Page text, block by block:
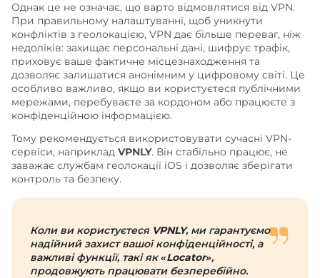
Однак це не означає, що варто відмовлятися від VPN.
При правильному налаштуванні, щоб уникнути
конфліктів з геолокацією, VPN дає більше переваг, ніж
недоліків: захищає персональні дані, шифрує трафік,
приховує ваше фактичне місцезнаходження та
дозволяє залишатися анонімним у цифровому світі. Це
особливо важливо, якщо ви користуєтеся публічними
мережами, перебуваєте за кордоном або працюєте з
конфіденційною інформацією.
Тому рекомендується використовувати сучасні VPN-
сервіси, наприклад VPNLY. Він стабільно працює, не
заважає службам геолокації iOS і дозволяє зберігати
контроль та безпеку.
Коли ви користуєтеся VPNLY, ми гарантуємо
надійний захист вашої конфіденційності, а
важливі функції, такі як«Locator»,
продовжують працювати безперебійно.